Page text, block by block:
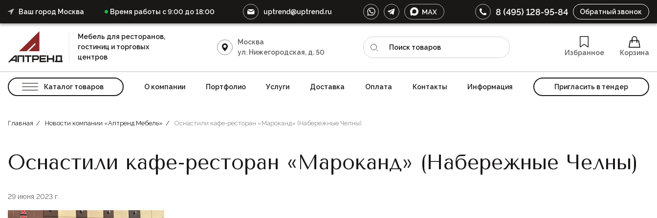
Ваш город Москва Время работы с 9:00 до 18:00 uptrend@uptrend.ru 8 (495) 128-95-84 Обратный звонок
Мебель для ресторанов,
гостиниц и торговых
центров
Москва
ул. Нижегородская, д. 50
Избранное Корзина
Каталог товаров О компании Портфолио Услуги Доставка Оплата Контакты Информация Пригласить в тендер
Главная Новости компании «Аптренд Мебель» Оснастили кафе-ресторан «Мароканд» (Набережные Челны)
Оснастили кафе-ресторан «Мароканд» (Набережные Челны)
29 июня 2023 г.